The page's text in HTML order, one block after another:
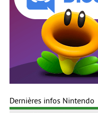
Dernières infos Nintendo